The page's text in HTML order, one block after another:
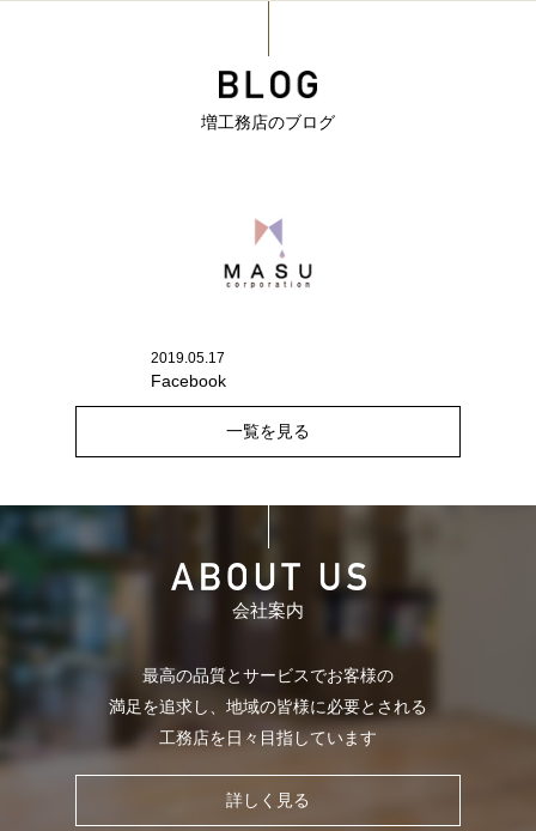
増工務店のブログ
2019.05.17
Facebook
一覧を見る
会社案内
最高の品質とサービスでお客様の
満足を追求し、 地域の皆様に必要とされる
工務店を日々目指しています
詳しく見る